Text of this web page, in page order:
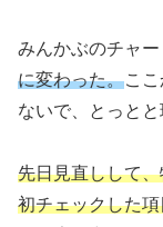
みんかぶのチャー
に変わった。こ
ないで、とっとと
先日見直しして
初チェックした